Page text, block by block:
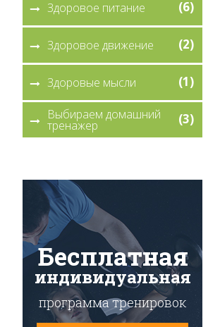
Здоровое питание (6)
Здоровое движение (2)
Здоровые мысли (1)
Выбираем домашний
тренажер (3)
Бесплатная
индивидуальная
программа тренировок